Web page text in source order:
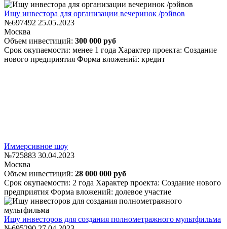
Ищу инвестора для организации вечеринок /рэйвов
№697492 25.05.2023
Москва
Объем инвестиций: 300 000 руб
Срок окупаемости: менее 1 года Характер проекта: Создание
нового предприятия Форма вложений: кредит
Иммерсивное шоу
№725883 30.04.2023
Москва
Объем инвестиций: 28 000 000 руб
Срок окупаемости: 2 года Характер проекта: Создание нового
предприятия Форма вложений: долевое участие
Ищу инвесторов для создания полнометражного мультфильма